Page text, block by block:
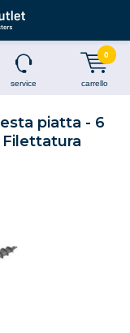
service carrello
0
piatta - 6
Filettatura